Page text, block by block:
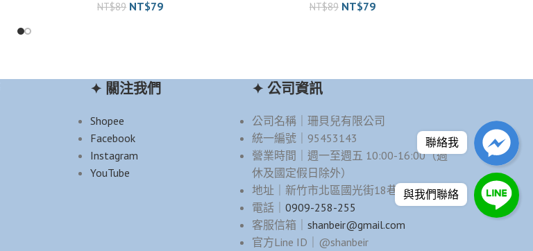
聯絡我
與我們聯絡
NT$89 NT$79 NT$89 NT$79
✦ 關注我們
Shopee
Facebook
Instagram
YouTube
✦ 公司資訊
公司名稱｜珊貝兒有限公司
統一編號｜95453143
營業時間｜週一至週五 10:00-16:00（週
休及國定假日除外）
地址｜新竹市北區國光街18巷17號
電話｜ 0909-258-255
客服信箱｜ shanbeir@gmail.com
官方Line ID｜@shanbeir